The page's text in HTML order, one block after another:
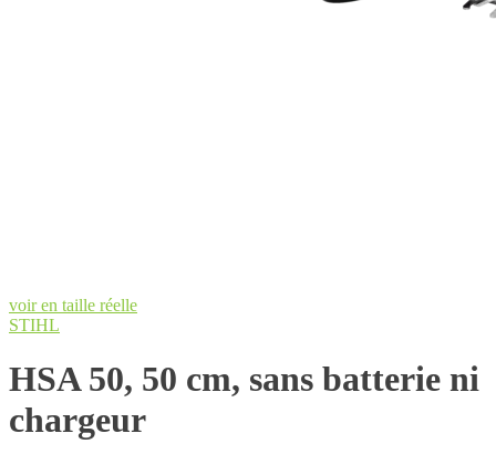
voir en taille réelle
STIHL
HSA 50, 50 cm, sans batterie ni
chargeur